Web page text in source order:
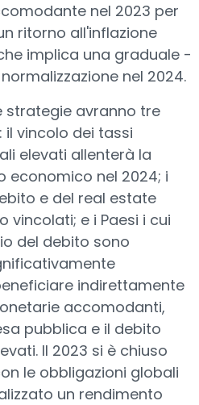
nel 2023 per
ritorno all'inflazione
implica una graduale -
nel 2024.
strategie avranno tre
il vincolo dei tassi
elevati allenterà la
economico nel 2024; i
e del real estate
vincolati; e i Paesi i cui
del debito sono
indirettamente
accomodanti,
pubblica e il debito
Il 2023 si è chiuso
le obbligazioni globali
un rendimento